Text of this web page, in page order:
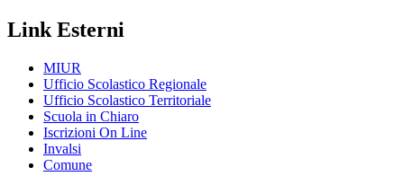
Link Esterni
MIUR
Ufficio Scolastico Regionale
Ufficio Scolastico Territoriale
Scuola in Chiaro
Iscrizioni On Line
Invalsi
Comune